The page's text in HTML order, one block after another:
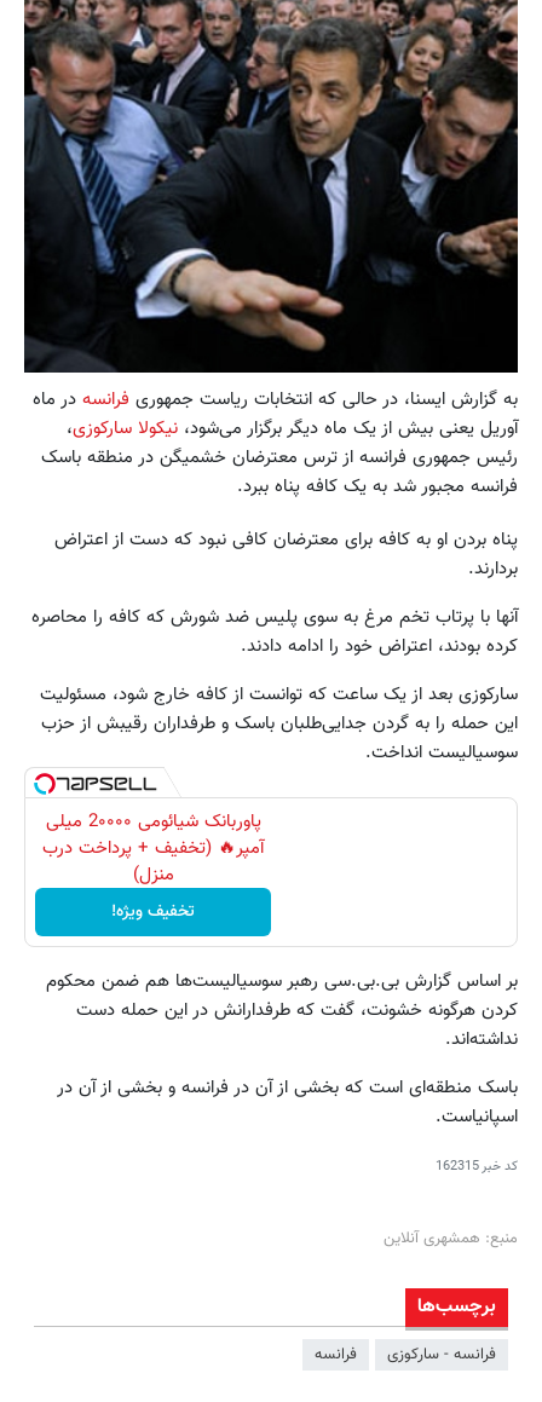
به گزارش ایسنا، در حالی که انتخابات ریاست جمهوری فرانسه در ماه
آوریل یعنی بیش از یک ماه دیگر برگزار می‌شود، نیکولا سارکوزی،
رئیس جمهوری فرانسه از ترس معترضان خشمیگن در منطقه باسک
فرانسه مجبور شد به یک کافه پناه ببرد.
پناه بردن او به کافه برای معترضان کافی نبود که دست از اعتراض
بردارند.
آنها با پرتاب تخم مرغ به سوی پلیس ضد شورش که کافه را محاصره
کرده بودند، اعتراض خود را ادامه دادند.
سارکوزی بعد از یک ساعت که توانست از کافه خارج شود، مسئولیت
این حمله را به گردن جدایی‌طلبان باسک و طرفداران رقیبش از حزب
سوسیالیست انداخت.
پاوربانک شیائومی 2۰۰۰۰ میلی
آمپر🔥 (تخفیف + پرداخت درب
منزل)
تخفیف ویژه!
بر اساس گزارش بی.بی.سی رهبر سوسیالیست‌ها هم ضمن محکوم
کردن هرگونه خشونت، گفت که طرفدارانش در این حمله دست
نداشته‌اند.
باسک منطقه‌ای است که بخشی از آن در فرانسه و بخشی از آن در
اسپانیاست.
کد خبر162315
منبع: همشهری آنلاین
برچسب‌ها
فرانسه - سارکوزی فرانسه